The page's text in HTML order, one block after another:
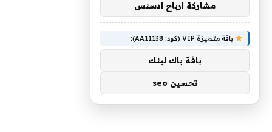
مشاركة ارباح ادسنس
باقة متميزة VIP (كود: AA11138):
باقة باك لينك
تحسين seo